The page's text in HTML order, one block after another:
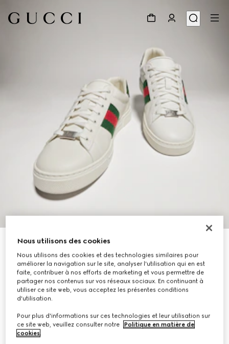
Virtual Try-On
€ 650
Nous utilisons des cookies
Nous utilisons des cookies et des technologies similaires pour
améliorer la navigation sur le site, analyser l'utilisation qui en est
faite, contribuer à nos efforts de marketing et vous permettre de
partager nos contenus sur vos réseaux sociaux. En continuant à
utiliser ce site web, vous acceptez les présentes conditions
d'utilisation.
Pour plus d'informations sur ces technologies et leur utilisation sur
ce site web, veuillez consulter notre
Politique en matière de
cookies.